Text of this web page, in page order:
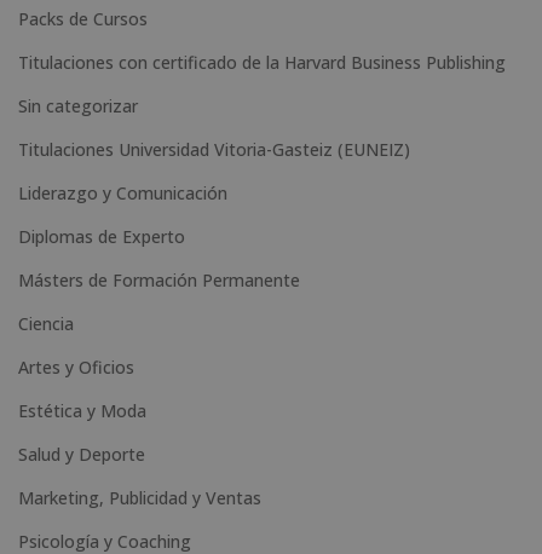
v
e
Packs de Cursos
Titulaciones con certificado de la Harvard Business Publishing
Sin categorizar
Titulaciones Universidad Vitoria-Gasteiz (EUNEIZ)
Liderazgo y Comunicación
Diplomas de Experto
Másters de Formación Permanente
Ciencia
Artes y Oficios
Estética y Moda
Salud y Deporte
Marketing, Publicidad y Ventas
Psicología y Coaching